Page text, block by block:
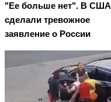
"Ее больше нет". В США
сделали тревожное
заявление о России